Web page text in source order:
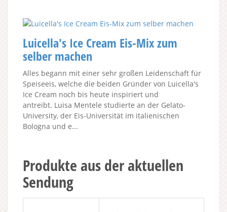
Luicella's Ice Cream Eis-Mix zum
selber machen
Alles begann mit einer sehr großen Leidenschaft für
Speiseeis, welche die beiden Gründer von Luicella's
Ice Cream noch bis heute inspiriert und
antreibt. Luisa Mentele studierte an der Gelato-
University, der Eis-Universität im italienischen
Bologna und e...
Produkte aus der aktuellen
Sendung